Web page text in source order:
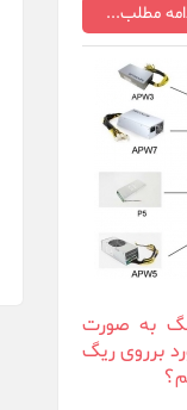
مطلب...
به صورت
برروی ریگ